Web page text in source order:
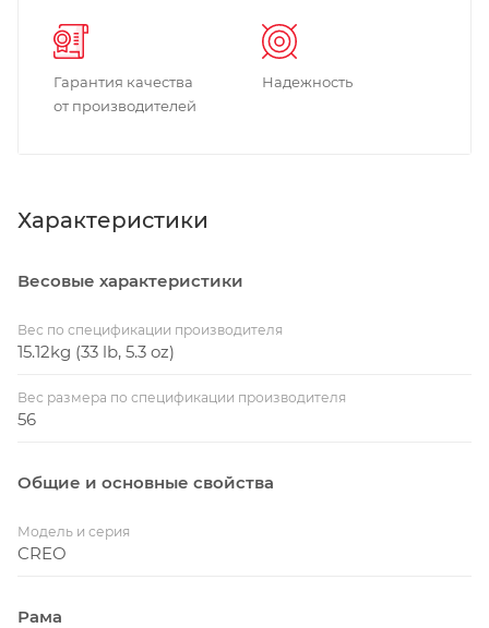
Гарантия качества
от производителей
Надежность
Характеристики
Весовые характеристики
Вес по спецификации производителя
15.12kg (33 lb, 5.3 oz)
Вес размера по спецификации производителя
56
Общие и основные свойства
Модель и серия
CREO
Рама